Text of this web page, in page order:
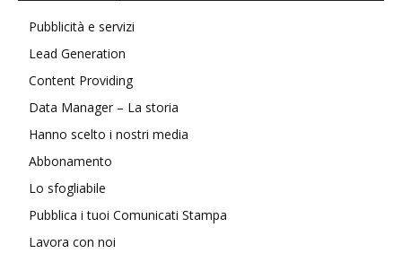
Pubblicità e servizi
Lead Generation
Content Providing
Data Manager – La storia
Hanno scelto i nostri media
Abbonamento
Lo sfogliabile
Pubblica i tuoi Comunicati Stampa
Lavora con noi